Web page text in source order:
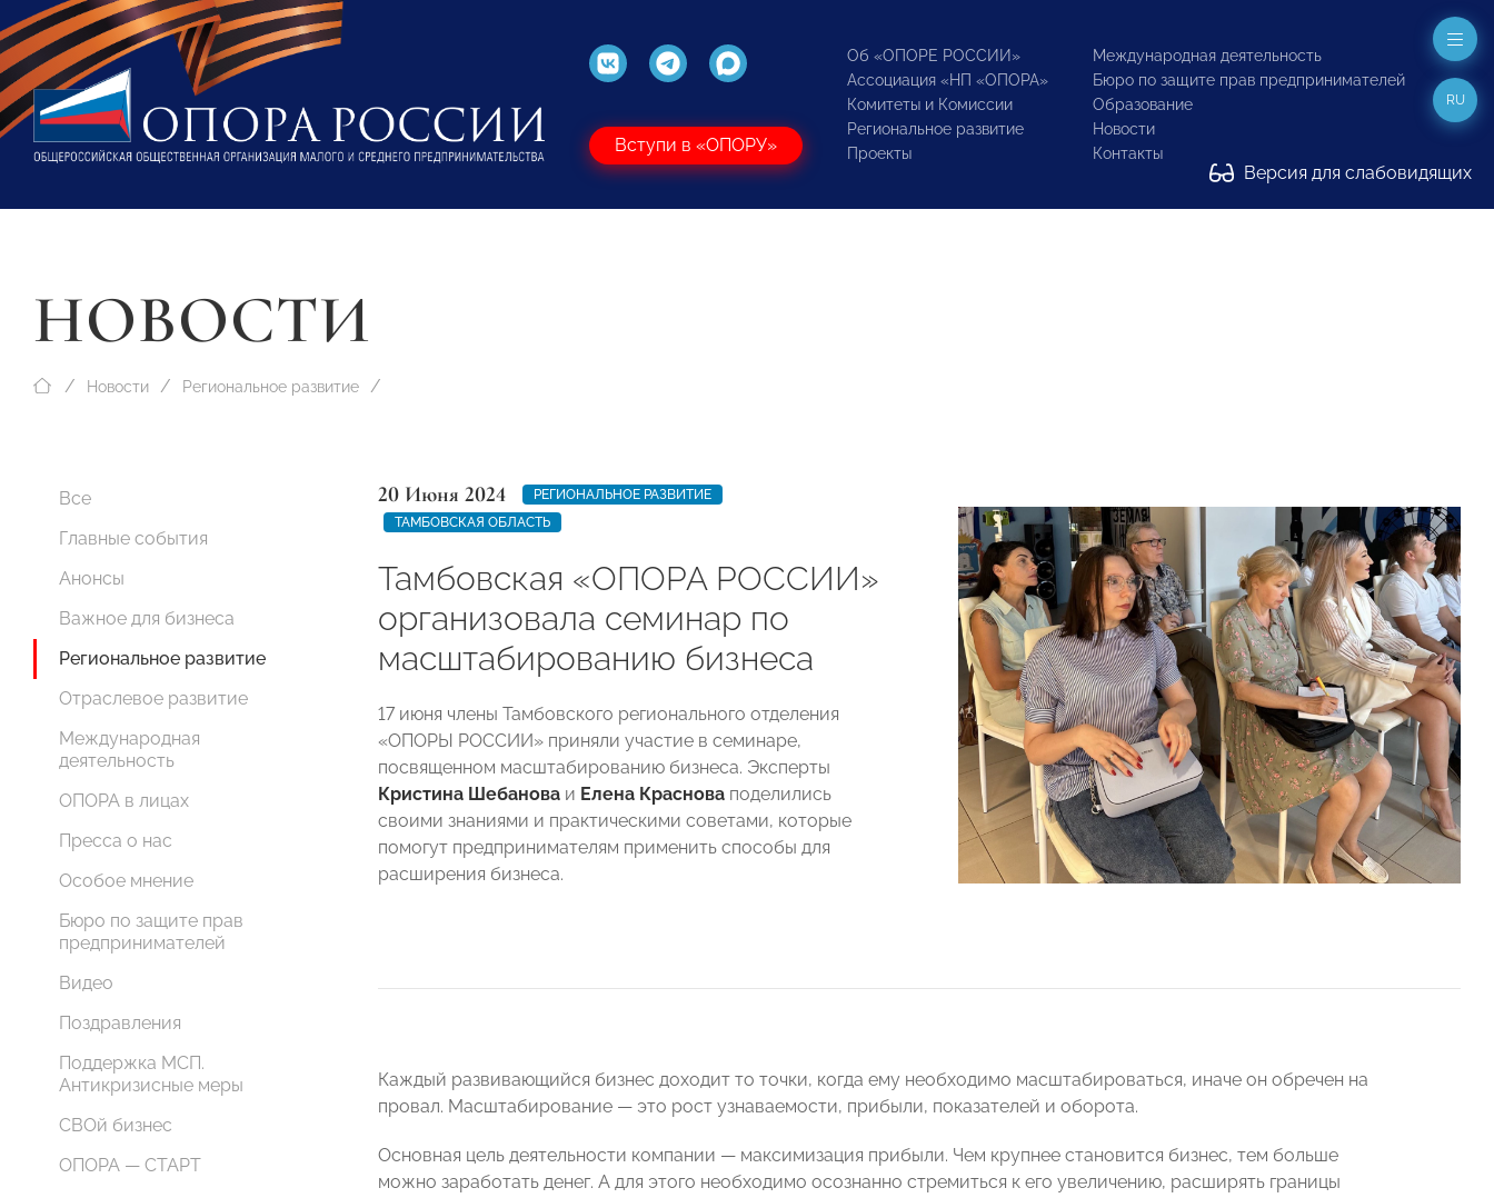
Вступи в «ОПОРУ»
Об «ОПОРЕ РОССИИ»
Ассоциация «НП «ОПОРА»
Комитеты и Комиссии
Региональное развитие
Проекты
Международная деятельность
Бюро по защите прав предпринимателей
Образование
Новости
Контакты
Версия для слабовидящих
RU
НОВОСТИ
Новости Региональное развитие
Все
Главные события
Анонсы
Важное для бизнеса
Региональное развитие
Отраслевое развитие
Международная
деятельность
ОПОРА в лицах
Пресса о нас
Особое мнение
Бюро по защите прав
предпринимателей
Видео
Поздравления
Поддержка МСП.
Антикризисные меры
СВОй бизнес
ОПОРА — СТАРТ
20 Июня 2024
РЕГИОНАЛЬНОЕ РАЗВИТИЕ
ТАМБОВСКАЯ ОБЛАСТЬ
Тамбовская «ОПОРА РОССИИ»
организовала семинар по
масштабированию бизнеса
17 июня члены Тамбовского регионального отделения
«ОПОРЫ РОССИИ» приняли участие в семинаре,
посвященном масштабированию бизнеса. Эксперты
Кристина Шебанова и Елена Краснова поделились
своими знаниями и практическими советами, которые
помогут предпринимателям применить способы для
расширения бизнеса.
Каждый развивающийся бизнес доходит то точки, когда ему необходимо масштабироваться, иначе он обречен на
провал. Масштабирование — это рост узнаваемости, прибыли, показателей и оборота.
Основная цель деятельности компании — максимизация прибыли. Чем крупнее становится бизнес, тем больше
можно заработать денег. А для этого необходимо осознанно стремиться к его увеличению, расширять границы